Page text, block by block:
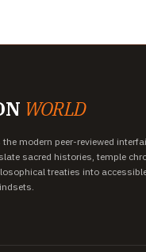
WORLD
the modern peer-reviewed
sacred histories, temple
treaties into